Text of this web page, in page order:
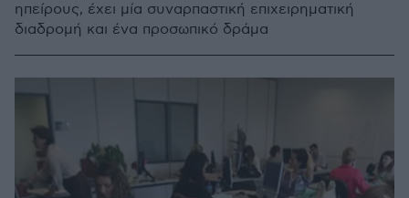
ηπείρους, έχει μία συναρπαστική επιχειρηματική
διαδρομή και ένα προσωπικό δράμα